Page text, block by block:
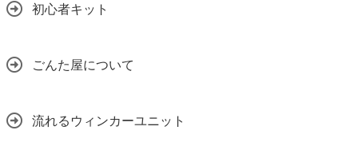
初心者キット
ごんた屋について
流れるウィンカーユニット